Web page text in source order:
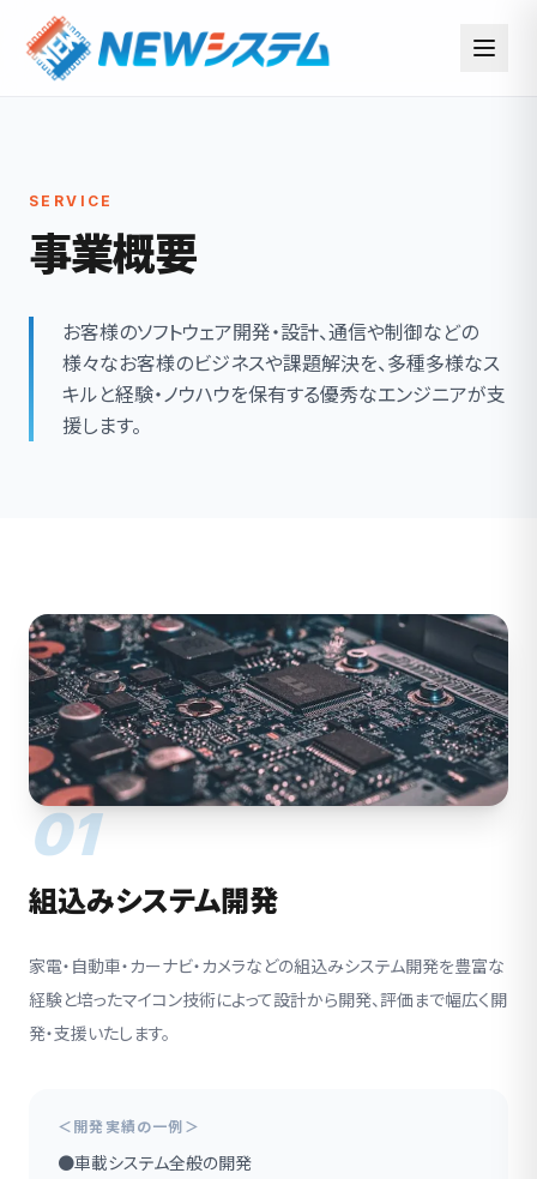
SERVICE
事業概要
お客様のソフトウェア開発・設計、通信や制御などの
様々なお客様のビジネスや課題解決を、多種多様なス
キルと経験・ノウハウを保有する優秀なエンジニアが支
援します。
01
組込みシステム開発
家電・自動車・カーナビ・カメラなどの組込みシステム開発を豊富な
経験と培ったマイコン技術によって設計から開発、評価まで幅広く開
発・支援いたします。
＜開発実績の一例＞
●車載システム全般の開発